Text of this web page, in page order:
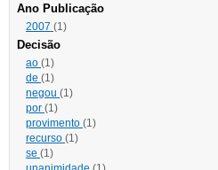
Ano Publicação
2007 (1)
Decisão
ao (1)
de (1)
negou (1)
por (1)
provimento (1)
recurso (1)
se (1)